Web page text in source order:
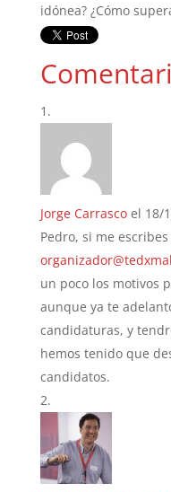
idónea? ¿Cómo
Jorge Carrasco el 18/
Pedro, si me escribes
un poco los motivos
aunque ya te
candidaturas, y
hemos tenido que
candidatos.